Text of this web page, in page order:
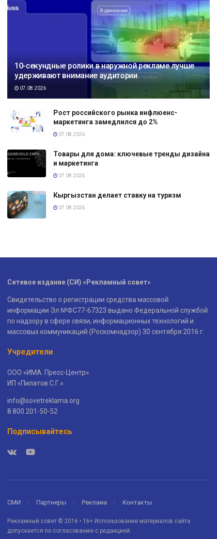
10-секундные ролики в наружной рекламе лучше
удерживают внимание аудитории
07.08.2026
Рост российского рынка инфлюенс-
маркетинга замедлился до 2%
07.08.2026
Товары для дома: ключевые тренды дизайна
и маркетинга
07.08.2026
Кыргызстан делает ставку на туризм
07.08.2026
Сетевое издание (СИ) «Рекламный совет»
Свидетельство о регистрации средства массовой
информации Эл №ФС77-67323 выдано Федеральной службой
по надзору в сфере связи, информационных технологий и
массовых коммуникаций (Роскомнадзор) 30 сентября 2016 г.
Учредители
ООО «ИМА. Пресс-Центр»
ИП «Пилатов С.Г.»
info@sovetreklama.org
8 800 201-50-52
Подписывайтесь
СМИ Партнеры Реклама Контакты
Рекламный совет © 2016 • 16+ Использование материалов сайта
допускается по согласованию с редакцией.